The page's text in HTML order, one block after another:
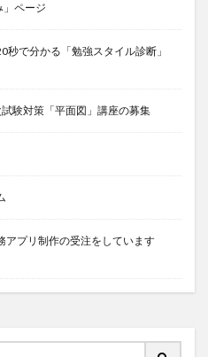
」ページ
で分かる「勉強スタイル診断」
験対策「平面図」講座の募集
アプリ制作の受注をしています